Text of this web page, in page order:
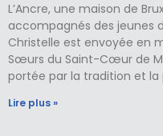
L’Ancre, une maison de
accompagnés des jeunes
Christelle est envoyée en
Sœurs du Saint-Cœur de
portée par la tradition et
Lire plus »